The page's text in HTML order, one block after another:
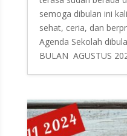
semoga dibulan ini
sehat, ceria, dan
Agenda Sekolah
BULAN AGUSTUS